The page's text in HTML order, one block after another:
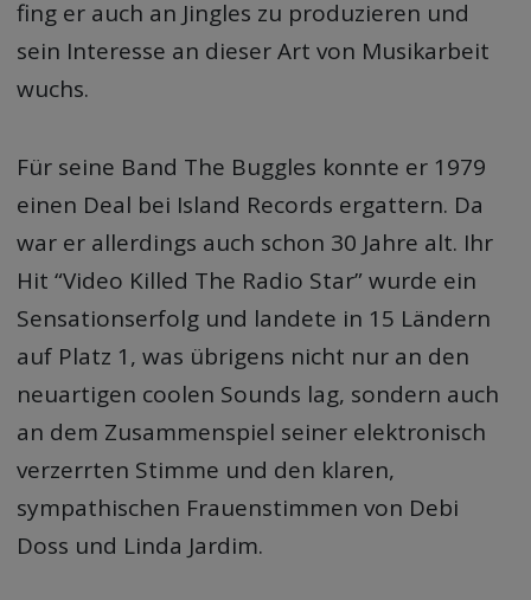
fing er auch an Jingles zu produzieren und
sein Interesse an dieser Art von Musikarbeit
wuchs.
Für seine Band The Buggles konnte er 1979
einen Deal bei Island Records ergattern. Da
war er allerdings auch schon 30 Jahre alt. Ihr
Hit “Video Killed The Radio Star” wurde ein
Sensationserfolg und landete in 15 Ländern
auf Platz 1, was übrigens nicht nur an den
neuartigen coolen Sounds lag, sondern auch
an dem Zusammenspiel seiner elektronisch
verzerrten Stimme und den klaren,
sympathischen Frauenstimmen von Debi
Doss und Linda Jardim.